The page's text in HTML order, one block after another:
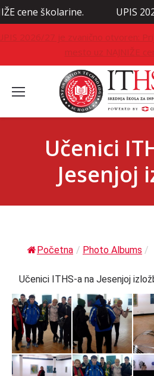
školarine. UPIS 2026/
2026/27 je zvanično otvoren:
mesto uz NAJNIŽE
Učenici
Jesenjoj
Početna / Photo Albums /
Učenici ITHS-a na Jesenjoj